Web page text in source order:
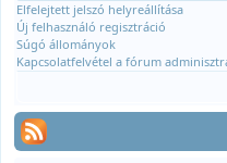
Elfelejtett jelszó helyreállítása
Új felhasználó regisztráció
Súgó állományok
Kapcsolatfelvétel a fórum